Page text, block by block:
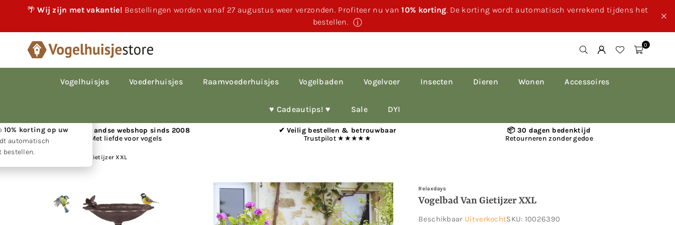
🌴Wij zijn met vakantie! Bestellingen worden vanaf 27 augustus weer verzonden. Profiteer nu van10% korting. De korting wordt automatisch verrekend tijdens het
bestellen. ⓘ
×
gewoon
bestellingen worden
10% korting op uw
automatisch
bestellen.
0
Vogelhuisjes Voederhuisjes Raamvoederhuisjes Vogelbaden Vogelvoer Insecten Dieren Wonen Accessoires
♥︎ Cadeautips! ♥︎ Sale DYI
📍 Nederlandse webshop sinds 2008
Met liefde voor vogels
✔ Veilig bestellen & betrouwbaar
Trustpilot ★★★★★
📦 30 dagen bedenktijd
Retourneren zonder gedoe
Vogelbad van gietijzer XXL
Relaxdays
Vogelbad Van Gietijzer XXL
Beschikbaar UitverkochtSKU: 10026390